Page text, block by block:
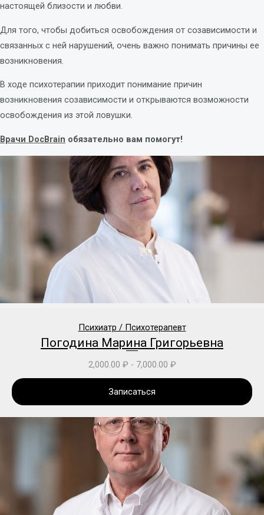
настоящей близости и любви.
Для того, чтобы добиться освобождения от созависимости и
связанных с ней нарушений, очень важно понимать причины ее
возникновения.
В ходе психотерапии приходит понимание причин
возникновения созависимости и открываются возможности
освобождения из этой ловушки.
Врачи DocBrain обязательно вам помогут!
Психиатр / Психотерапевт
Погодина Марина Григорьевна
2,000.00 ₽ - 7,000.00 ₽
Записаться